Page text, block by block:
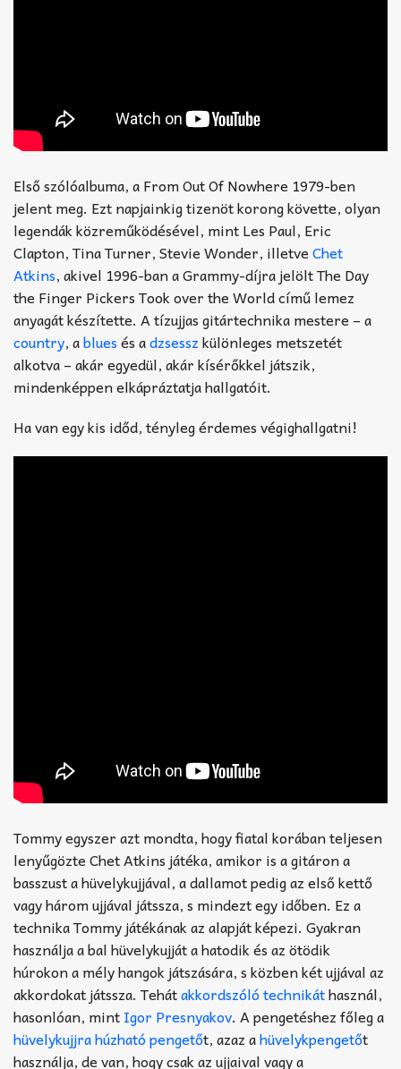
Első szólóalbuma, a From Out Of Nowhere 1979-ben
jelent meg. Ezt napjainkig tizenöt korong követte, olyan
legendák közreműködésével, mint Les Paul, Eric
Clapton, Tina Turner, Stevie Wonder, illetveChet
Atkins, akivel 1996-ban a Grammy-díjra jelölt The Day
the Finger Pickers Took over the World című lemez
anyagát készítette. A tízujjas gitártechnika mestere – a
country, abluesés adzsesszkülönleges metszetét
alkotva – akár egyedül, akár kísérőkkel játszik,
mindenképpen elkápráztatja hallgatóit.
Ha van egy kis időd, tényleg érdemes végighallgatni!
Tommy egyszer azt mondta, hogy fiatal korában teljesen
lenyűgözte Chet Atkins játéka, amikor is a gitáron a
basszust a hüvelykujjával, a dallamot pedig az első kettő
vagy három ujjával játssza, s mindezt egy időben. Ez a
technika Tommy játékának az alapját képezi. Gyakran
használja a bal hüvelykujját a hatodik és az ötödik
húrokon a mély hangok játszására, s közben két ujjával az
akkordokat játssza. Tehátakkordszóló technikáthasznál,
hasonlóan, mintIgor Presnyakov. A pengetéshez főleg a
hüvelykujjra húzható pengetőt, azaz ahüvelykpengetőt
használja, de van, hogy csak az ujjaival vagy a